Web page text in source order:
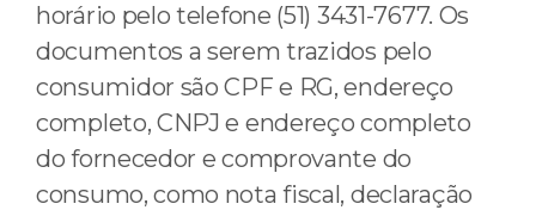
horário pelo telefone (51) 3431-7677. Os
documentos a serem trazidos pelo
consumidor são CPF e RG, endereço
completo, CNPJ e endereço completo
do fornecedor e comprovante do
consumo, como nota fiscal, declaração